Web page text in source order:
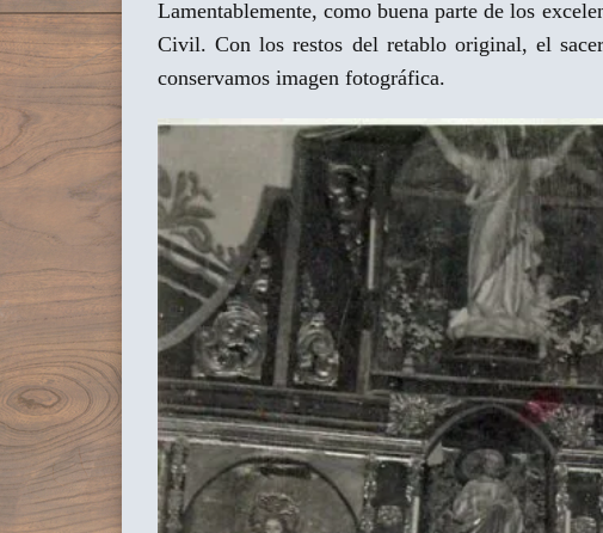
Lamentablemente, como buena parte de los
Civil. Con los restos del retablo original, el
conservamos imagen fotográfica.